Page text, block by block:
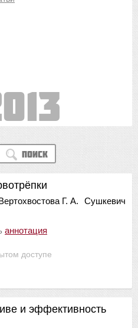
Поиск
доступе
Г. А.
Сушкевич
аннотация
и эффективность